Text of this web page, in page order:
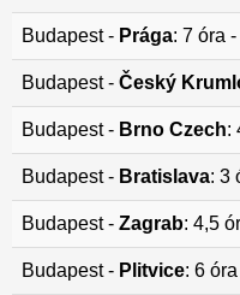
Budapest - Prága: 7 óra
Budapest - Český
Budapest - Brno Czech:
Budapest - Bratislava: 3
Budapest - Zagrab: 4,5
Budapest - Plitvice: 6